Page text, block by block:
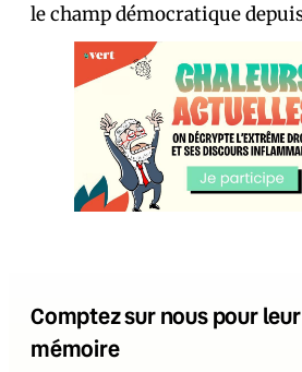
le champ démocratique
Comptez sur nous pour
mémoire